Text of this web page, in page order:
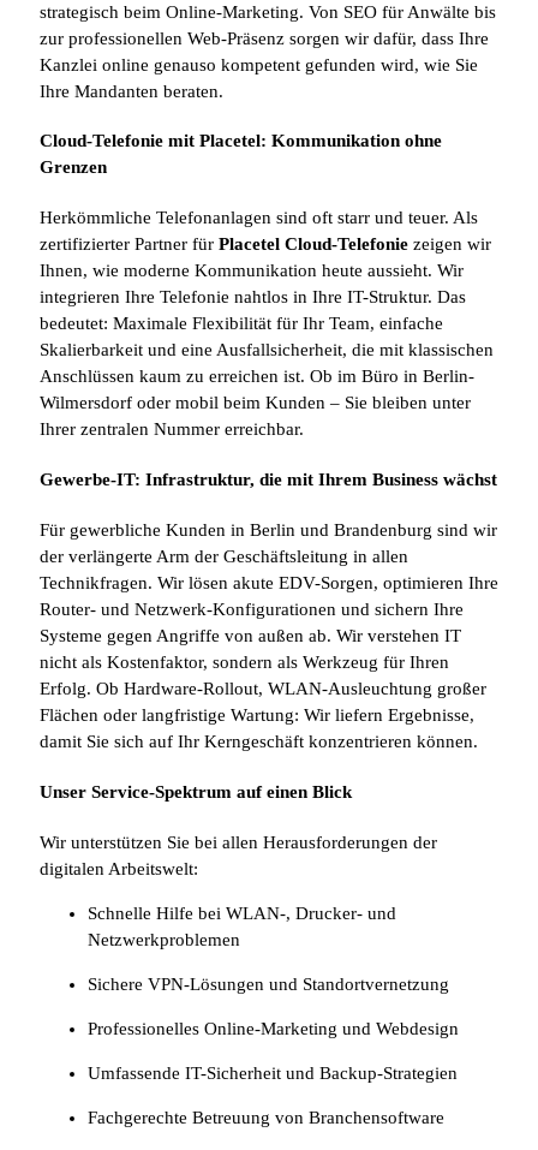
strategisch beim Online-Marketing. Von SEO für Anwälte bis
zur professionellen Web-Präsenz sorgen wir dafür, dass Ihre
Kanzlei online genauso kompetent gefunden wird, wie Sie
Ihre Mandanten beraten.
Cloud-Telefonie mit Placetel: Kommunikation ohne
Grenzen
Herkömmliche Telefonanlagen sind oft starr und teuer. Als
zertifizierter Partner für Placetel Cloud-Telefonie zeigen wir
Ihnen, wie moderne Kommunikation heute aussieht. Wir
integrieren Ihre Telefonie nahtlos in Ihre IT-Struktur. Das
bedeutet: Maximale Flexibilität für Ihr Team, einfache
Skalierbarkeit und eine Ausfallsicherheit, die mit klassischen
Anschlüssen kaum zu erreichen ist. Ob im Büro in Berlin-
Wilmersdorf oder mobil beim Kunden – Sie bleiben unter
Ihrer zentralen Nummer erreichbar.
Gewerbe-IT: Infrastruktur, die mit Ihrem Business wächst
Für gewerbliche Kunden in Berlin und Brandenburg sind wir
der verlängerte Arm der Geschäftsleitung in allen
Technikfragen. Wir lösen akute EDV-Sorgen, optimieren Ihre
Router- und Netzwerk-Konfigurationen und sichern Ihre
Systeme gegen Angriffe von außen ab. Wir verstehen IT
nicht als Kostenfaktor, sondern als Werkzeug für Ihren
Erfolg. Ob Hardware-Rollout, WLAN-Ausleuchtung großer
Flächen oder langfristige Wartung: Wir liefern Ergebnisse,
damit Sie sich auf Ihr Kerngeschäft konzentrieren können.
Unser Service-Spektrum auf einen Blick
Wir unterstützen Sie bei allen Herausforderungen der
digitalen Arbeitswelt:
Schnelle Hilfe bei WLAN-, Drucker- und
Netzwerkproblemen
Sichere VPN-Lösungen und Standortvernetzung
Professionelles Online-Marketing und Webdesign
Umfassende IT-Sicherheit und Backup-Strategien
Fachgerechte Betreuung von Branchensoftware